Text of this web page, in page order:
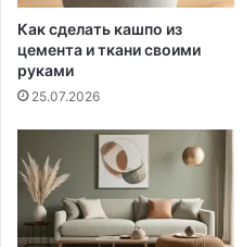
Как сделать кашпо из
цемента и ткани своими
руками
25.07.2026